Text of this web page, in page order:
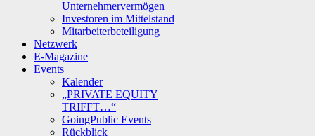
Unternehmervermögen
Investoren im Mittelstand
Mitarbeiterbeteiligung
Netzwerk
E-Magazine
Events
Kalender
„PRIVATE EQUITY
TRIFFT…“
GoingPublic Events
Rückblick